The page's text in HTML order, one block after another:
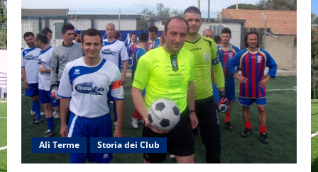
il
“Solito”
Ivan
Briguglio.
Alì Terme Storia dei Club